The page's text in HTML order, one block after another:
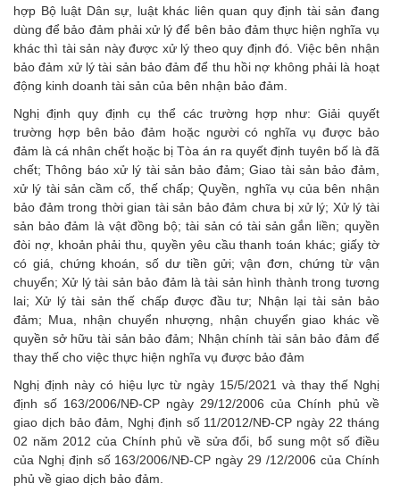
hợp Bộ luật Dân sự, luật khác liên quan quy định tài sản đang
dùng để bảo đảm phải xử lý để bên bảo đảm thực hiện nghĩa vụ
khác thì tài sản này được xử lý theo quy định đó. Việc bên nhận
bảo đảm xử lý tài sản bảo đảm để thu hồi nợ không phải là hoạt
động kinh doanh tài sản của bên nhận bảo đảm.
Nghị định quy định cụ thể các trường hợp như: Giải quyết
trường hợp bên bảo đảm hoặc người có nghĩa vụ được bảo
đảm là cá nhân chết hoặc bị Tòa án ra quyết định tuyên bố là đã
chết; Thông báo xử lý tài sản bảo đảm; Giao tài sản bảo đảm,
xử lý tài sản cầm cố, thế chấp; Quyền, nghĩa vụ của bên nhận
bảo đảm trong thời gian tài sản bảo đảm chưa bị xử lý; Xử lý tài
sản bảo đảm là vật đồng bộ; tài sản có tài sản gắn liền; quyền
đòi nợ, khoản phải thu, quyền yêu cầu thanh toán khác; giấy tờ
có giá, chứng khoán, số dư tiền gửi; vận đơn, chứng từ vận
chuyển; Xử lý tài sản bảo đảm là tài sản hình thành trong tương
lai; Xử lý tài sản thế chấp được đầu tư; Nhận lại tài sản bảo
đảm; Mua, nhận chuyển nhượng, nhận chuyển giao khác về
quyền sở hữu tài sản bảo đảm; Nhận chính tài sản bảo đảm để
thay thế cho việc thực hiện nghĩa vụ được bảo đảm
Nghị định này có hiệu lực từ ngày 15/5/2021 và thay thế Nghị
định số 163/2006/NĐ-CP ngày 29/12/2006 của Chính phủ về
giao dịch bảo đảm, Nghị định số 11/2012/NĐ-CP ngày 22 tháng
02 năm 2012 của Chính phủ về sửa đổi, bổ sung một số điều
của Nghị định số 163/2006/NĐ-CP ngày 29 /12/2006 của Chính
phủ về giao dịch bảo đảm.